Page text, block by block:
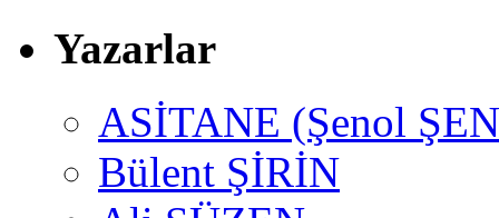
Yazarlar
ASİTANE (Şenol
Bülent ŞİRİN